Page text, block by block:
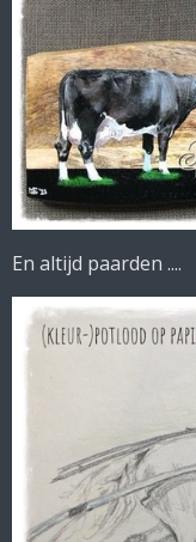
En altijd paarden ....